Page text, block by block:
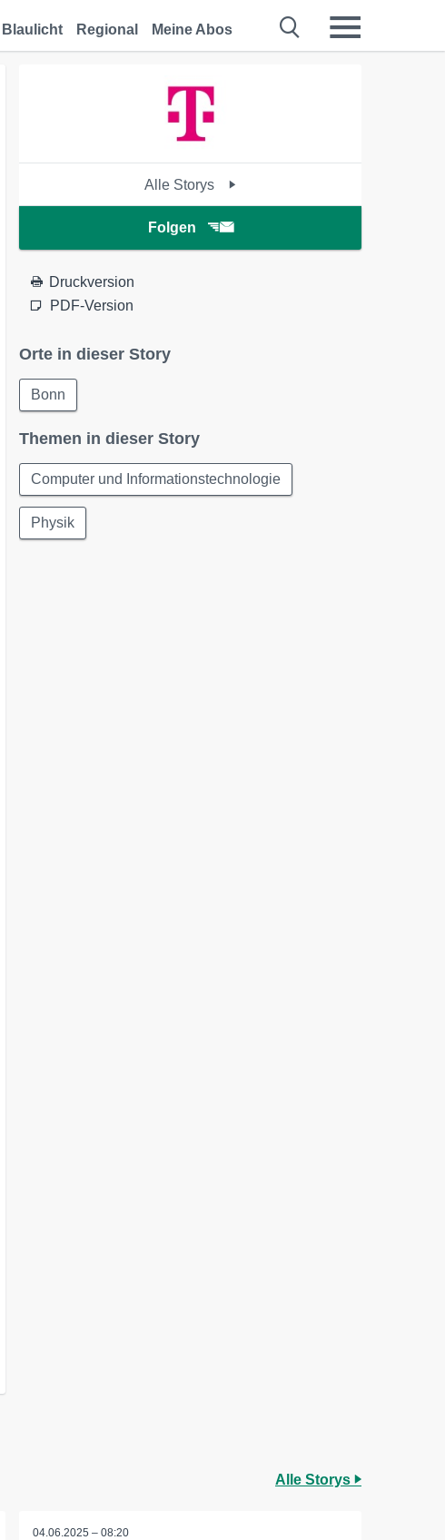
Blaulicht Regional Meine Abos
Alle Storys
Folgen
Druckversion
PDF-Version
Orte in dieser Story
Bonn
Themen in dieser Story
Computer und Informationstechnologie
Physik
Alle Storys
04.06.2025 – 08:20